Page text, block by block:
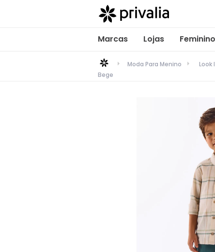
Marcas Lojas Feminino
Moda Para Menino Look
Bege